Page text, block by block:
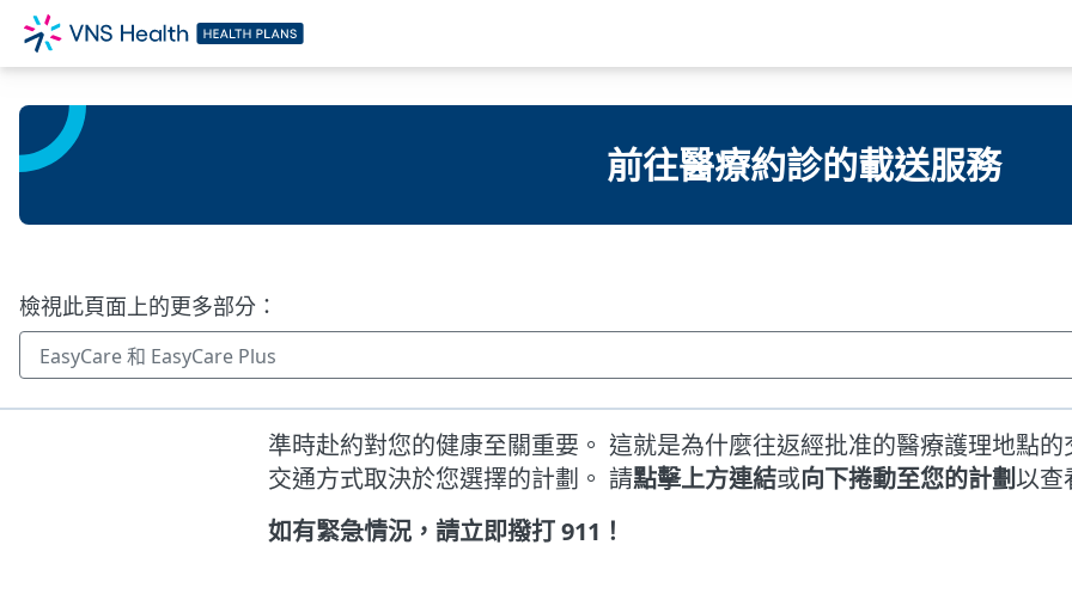
前往醫療約診的載送服務
檢視此頁面上的更多部分：
準時赴約對您的健康至關重要。 這就是為什麼往返經批准的醫療護理地點
交通方式取決於您選擇的計劃。 請點擊上方連結或向下捲動至您的計劃以查
如有緊急情況，請立即撥打 911！